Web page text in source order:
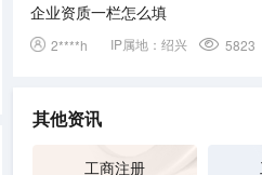
企业资质一栏怎么填
2****h IP属地： 绍兴 5823
其他资讯
工商注册